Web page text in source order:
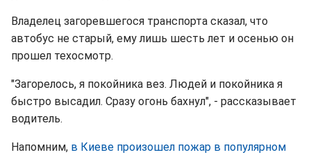
Владелец загоревшегося транспорта сказал, что
автобус не старый, ему лишь шесть лет и осенью он
прошел техосмотр.
"Загорелось, я покойника вез. Людей и покойника я
быстро высадил. Сразу огонь бахнул", - рассказывает
водитель.
Напомним, в Киеве произошел пожар в популярном